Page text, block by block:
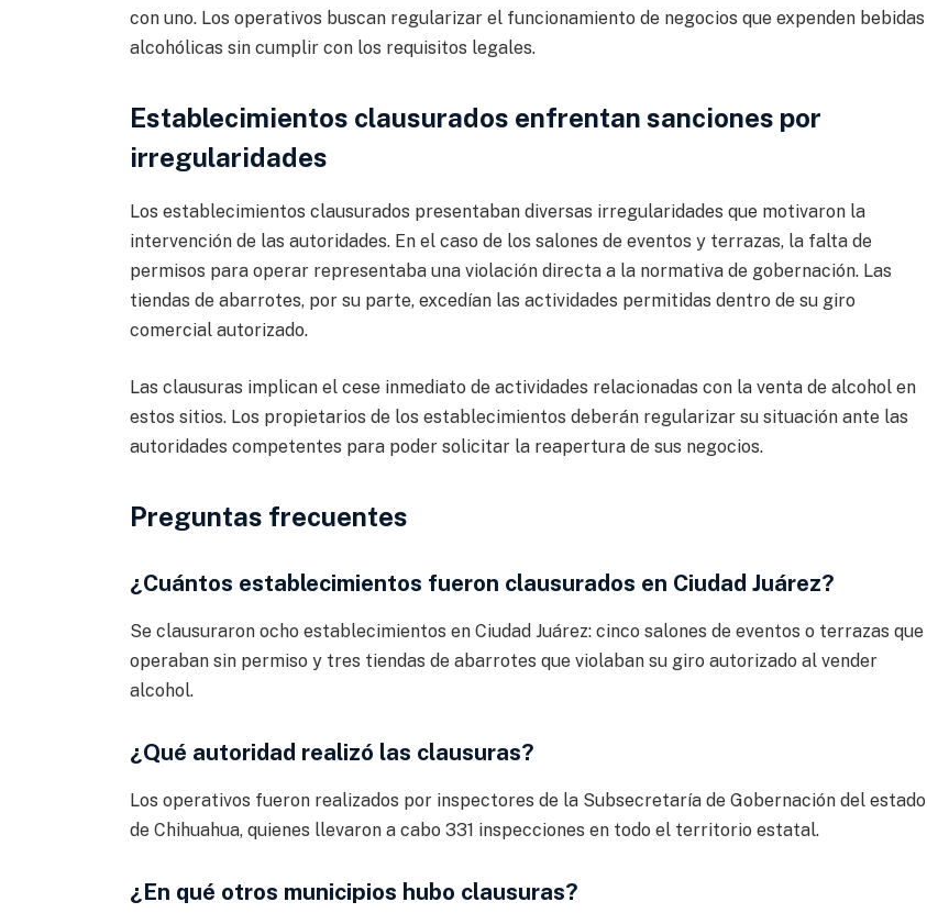
con uno. Los operativos buscan regularizar el funcionamiento de negocios que expenden bebidas
alcohólicas sin cumplir con los requisitos legales.
Establecimientos clausurados enfrentan sanciones por
irregularidades
Los establecimientos clausurados presentaban diversas irregularidades que motivaron la
intervención de las autoridades. En el caso de los salones de eventos y terrazas, la falta de
permisos para operar representaba una violación directa a la normativa de gobernación. Las
tiendas de abarrotes, por su parte, excedían las actividades permitidas dentro de su giro
comercial autorizado.
Las clausuras implican el cese inmediato de actividades relacionadas con la venta de alcohol en
estos sitios. Los propietarios de los establecimientos deberán regularizar su situación ante las
autoridades competentes para poder solicitar la reapertura de sus negocios.
Preguntas frecuentes
¿Cuántos establecimientos fueron clausurados en Ciudad Juárez?
Se clausuraron ocho establecimientos en Ciudad Juárez: cinco salones de eventos o terrazas que
operaban sin permiso y tres tiendas de abarrotes que violaban su giro autorizado al vender
alcohol.
¿Qué autoridad realizó las clausuras?
Los operativos fueron realizados por inspectores de la Subsecretaría de Gobernación del estado
de Chihuahua, quienes llevaron a cabo 331 inspecciones en todo el territorio estatal.
¿En qué otros municipios hubo clausuras?